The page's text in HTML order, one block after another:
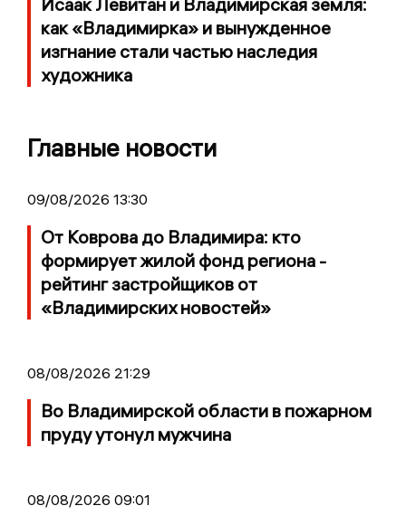
как «Владимирка» и вынужденное
изгнание стали частью наследия
художника
Главные новости
09/08/2026 13:30
От Коврова до Владимира: кто
формирует жилой фонд региона -
рейтинг застройщиков от
«Владимирских новостей»
08/08/2026 21:29
Во Владимирской области в пожарном
пруду утонул мужчина
08/08/2026 09:01